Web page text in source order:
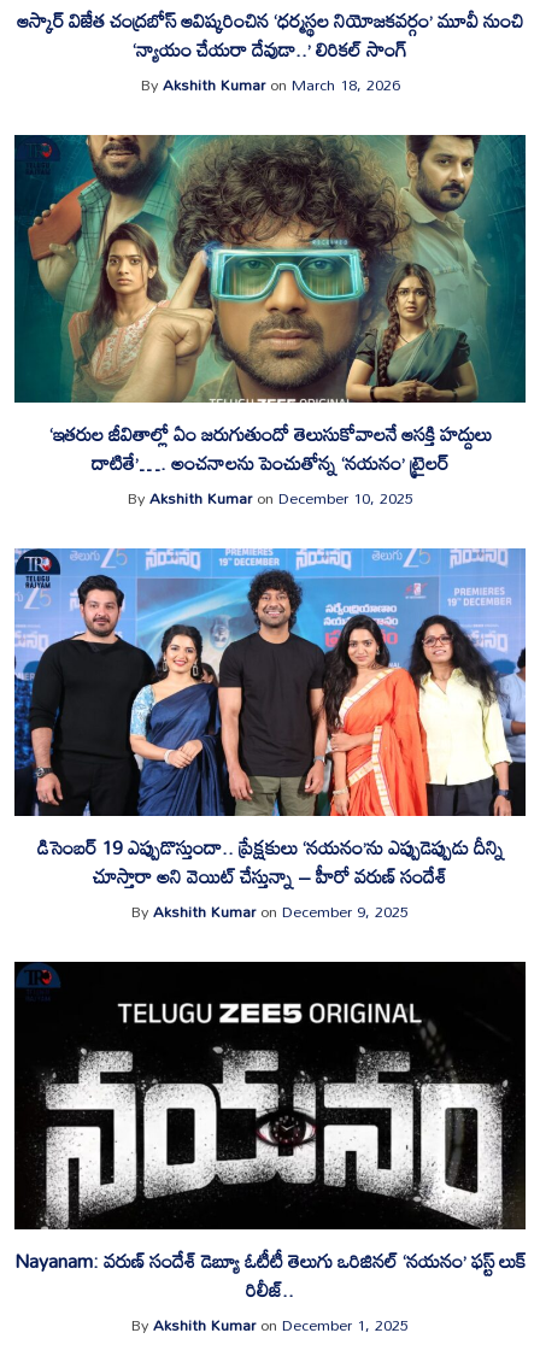
ఆస్కార్ విజేత చంద్రబోస్ ఆవిష్కరించిన ‘ధర్మస్థల నియోజకవర్గం’ మూవీ నుంచి
‘న్యాయం చేయరా దేవుడా..’ లిరికల్ సాంగ్‌‌
ByAkshith KumaronMarch 18, 2026
‘ఇత‌రుల జీవితాల్లో ఏం జ‌రుగుతుందో తెలుసుకోవాల‌నే ఆస‌క్తి హ‌ద్దులు
దాటితే’…. అంచనాలను పెంచుతోన్న ‘నయనం’ ట్రైలర్
ByAkshith KumaronDecember 10, 2025
డిసెంబ‌ర్ 19 ఎప్పుడొస్తుందా.. ప్రేక్ష‌కులు ‘న‌య‌నం’ను ఎప్పుడెప్పుడు దీన్ని
చూస్తారా అని వెయిట్ చేస్తున్నా – హీరో వ‌రుణ్ సందేశ్
ByAkshith KumaronDecember 9, 2025
Nayanam: వ‌రుణ్ సందేశ్ డెబ్యూ ఓటీటీ తెలుగు ఒరిజిన‌ల్ ‘న‌య‌నం’ ఫ‌స్ట్ లుక్
రిలీజ్‌..
ByAkshith KumaronDecember 1, 2025